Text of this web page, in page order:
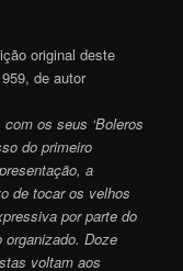
original deste
de autor
os seus ‘Boleros
do primeiro
a
de tocar os velhos
por parte do
Doze
voltam aos